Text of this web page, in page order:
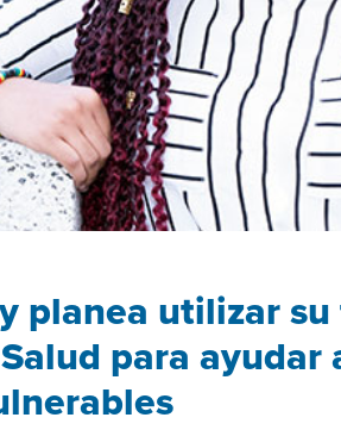
planea utilizar
para ayudar